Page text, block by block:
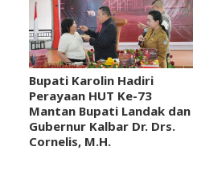
Bupati Karolin Hadiri
Perayaan HUT Ke-73
Mantan Bupati Landak dan
Gubernur Kalbar Dr. Drs.
Cornelis, M.H.